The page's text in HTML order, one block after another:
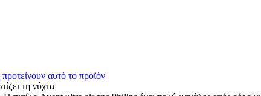
αυτό το προϊόν
τη νύχτα